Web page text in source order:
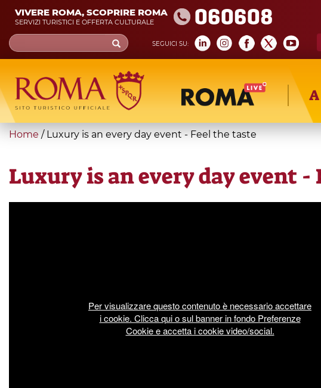
Skip
main
content
VIVERE ROMA, SCOPRIRE ROMA
SERVIZI TURISTICI E OFFERTA CULTURALE 060608
SEGUICI SU:
Search
form
Cerca
You
here
Home / Luxury is an every day event - Feel the taste
Luxury is an every day event -
Per visualizzare questo contenuto è necessario accettare
i cookie. Clicca qui o sul banner in fondo Preferenze
Cookie e accetta i cookie video/social.